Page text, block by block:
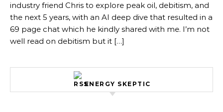
industry friend Chris to explore peak oil, debitism, and
the next 5 years, with an AI deep dive that resulted in a
69 page chat which he kindly shared with me. I’m not
well read on debitism but it […]
ENERGY SKEPTIC